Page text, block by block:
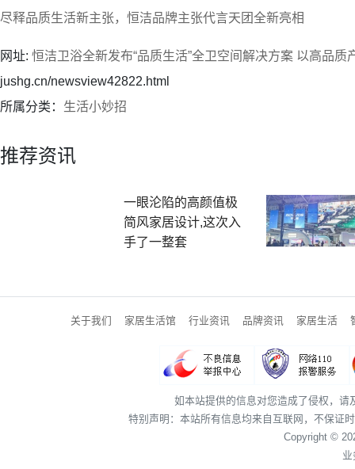
尽释品质生活新主张，恒洁品牌主张代言天团全新亮相
网址: 恒洁卫浴全新发布“品质生活”全卫空间解决方案 以高品质
jushg.cn/newsview42822.html
所属分类： 生活小妙招
推荐资讯
一眼沦陷的高颜值极
简风家居设计,这次入
手了一整套
关于我们 家居生活馆 行业资讯 品牌资讯 家居生活
如本站提供的信息对您造成了侵权，
特别声明：本站所有信息均来自互联网，不保证
Copyright ©